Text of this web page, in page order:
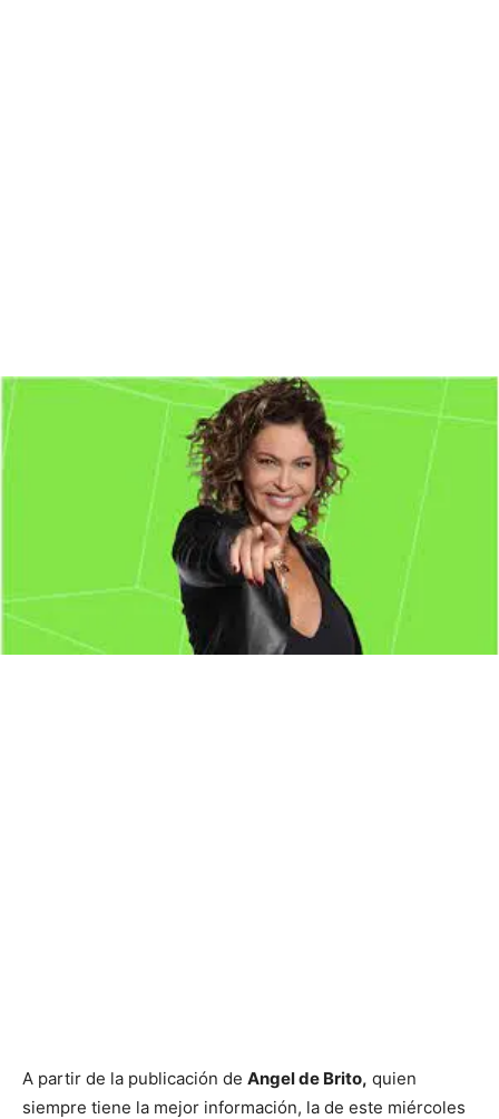
A partir de la publicación de Angel de Brito, quien
siempre tiene la mejor información, la de este miércoles